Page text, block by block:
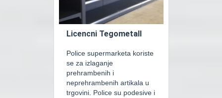
Licencni Tegometall
Police supermarketa koriste
se za izlaganje
prehrambenih i
neprehrambenih artikala u
trgovini. Police su podesive i